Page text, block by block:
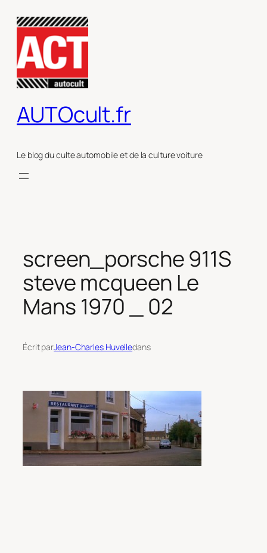
contenu
AUTOcult.fr
Le blog du culte automobile et de la culture voiture
screen_porsche 911S
steve mcqueen Le
Mans 1970 _ 02
Écrit parJean-Charles Huvelledans